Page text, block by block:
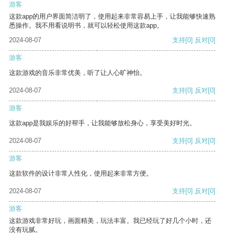
游客
这款app的用户界面简洁明了，使用起来非常容易上手，让我能够快速熟
悉操作。我不用看说明书，就可以轻松使用这款app。
2024-08-07
支持[0] 反对[0]
游客
这款游戏的音乐非常优美，听了让人心旷神怡。
2024-08-07 支持[0] 反对[0]
游客
这款app是我娱乐的好帮手，让我能够放松身心，享受美好时光。
2024-08-07 支持[0] 反对[0]
游客
这款软件的设计非常人性化，使用起来非常方便。
2024-08-07 支持[0] 反对[0]
游客
这款游戏非常好玩，画面精美，玩法丰富。我已经玩了好几个小时，还
没有玩腻。